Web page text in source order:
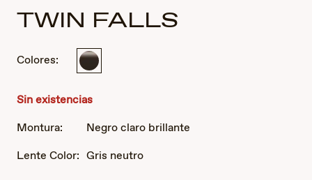
TWIN FALLS
Colores:
Negro
Sin existencias
Montura:
Negro claro brillante
Lente Color: Gris neutro